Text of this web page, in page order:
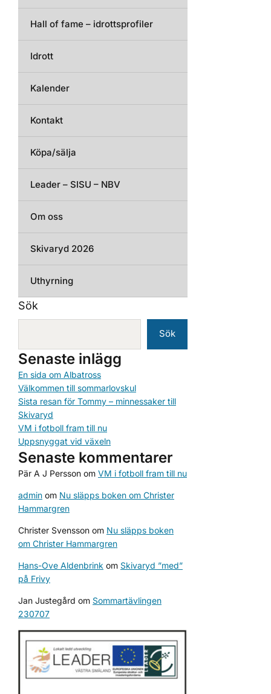
Hall of fame – idrottsprofiler
Idrott
Kalender
Kontakt
Köpa/sälja
Leader – SISU – NBV
Om oss
Skivaryd 2026
Uthyrning
Sök
Sök
Senaste inlägg
En sida om Albatross
Välkommen till sommarlovskul
Sista resan för Tommy – minnessaker till
Skivaryd
VM i fotboll fram till nu
Uppsnyggat vid växeln
Senaste kommentarer
Pär A J Persson om VM i fotboll fram till nu
admin om Nu släpps boken om Christer
Hammargren
Christer Svensson om Nu släpps boken
om Christer Hammargren
Hans-Ove Aldenbrink om Skivaryd ”med”
på Frivy
Jan Justegård om Sommartävlingen
230707